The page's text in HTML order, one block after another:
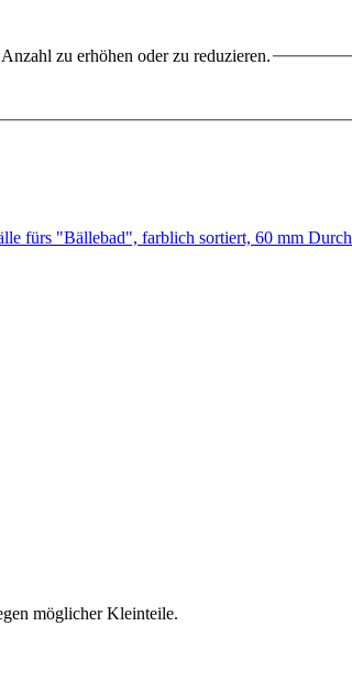
zu erhöhen oder zu reduzieren.
fürs "Bällebad", farblich sortiert, 60 mm
möglicher Kleinteile.